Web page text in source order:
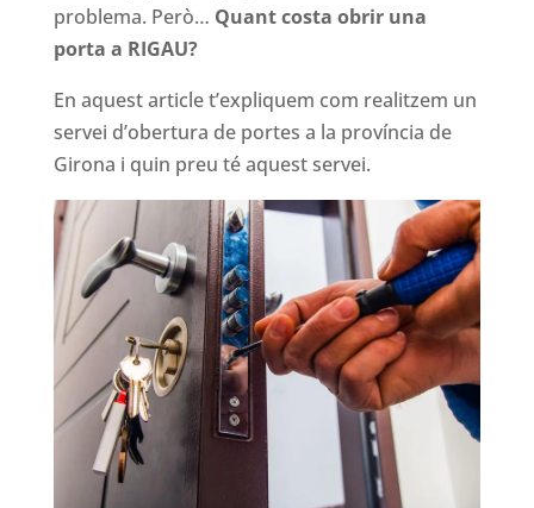
problema. Però… Quant costa obrir una
porta a RIGAU?
En aquest article t’expliquem com realitzem un
servei d’obertura de portes a la província de
Girona i quin preu té aquest servei.